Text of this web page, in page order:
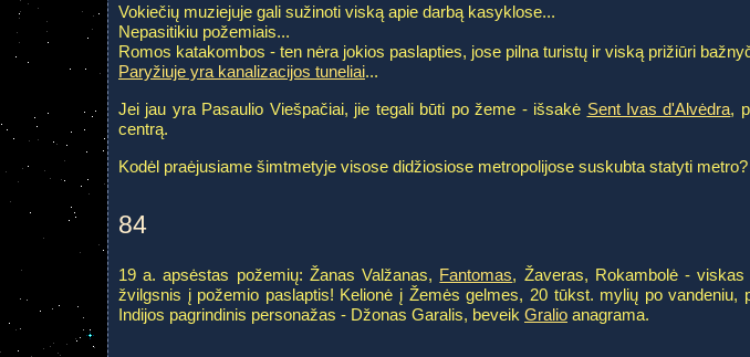
Vokiečių muziejuje gali sužinoti viską apie darbą kasyklose...
Nepasitikiu požemiais...
Romos katakombos - ten nėra jokios paslapties, jose pilna turistų ir viską prižiūri
Paryžiuje yra kanalizacijos tuneliai...
Jei jau yra Pasaulio Viešpačiai, jie tegali būti po žeme - išsakė Sent Ivas d'Alvėdra,
centrą.
Kodėl praėjusiame šimtmetyje visose didžiosiose metropolijose suskubta statyti metro?
84
19 a. apsėstas požemių: Žanas Valžanas, Fantomas, Žaveras, Rokambolė -
žvilgsnis į požemio paslaptis! Kelionė į Žemės gelmes, 20 tūkst. mylių po
Indijos pagrindinis personažas - Džonas Garalis, beveik Gralio anagrama.